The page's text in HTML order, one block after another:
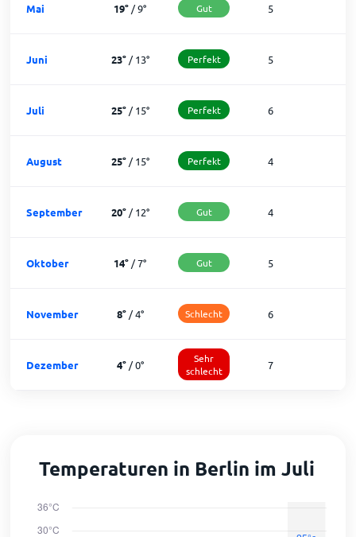
Mai 19° /9° Gut 5
Juni 23°/13° Perfekt 5
Juli 25°/15° Perfekt 6
August 25°/15° Perfekt 4
September 20°/12° Gut 4
Oktober 14° /7° Gut 5
November 8°/4° Schlecht 6
Dezember 4°/0°
Sehr
schlecht
7
Temperaturen in Berlin im Juli